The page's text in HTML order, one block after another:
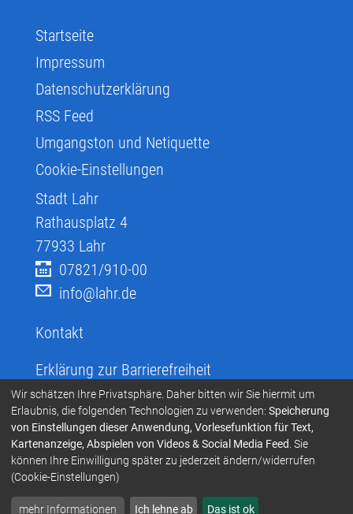
Startseite
Impressum
Datenschutzerklärung
RSS Feed
Umgangston und Netiquette
Cookie-Einstellungen
Stadt Lahr
Rathausplatz 4
77933 Lahr
07821/910-00
info@lahr.de
Kontakt
Erklärung zur Barrierefreiheit
Infos zur Barrierefreiheit
Infos in leichter Sprache
Infos zur Gebärdensprache
Übersetzen und Vorlesen
Wir schätzen Ihre Privatsphäre. Daher bitten wir Sie hiermit um
Erlaubnis, die folgenden Technologien zu verwenden: Speicherung
von Einstellungen dieser Anwendung, Vorlesefunktion für Text,
Kartenanzeige, Abspielen von Videos & Social Media Feed. Sie
können Ihre Einwilligung später zu jederzeit ändern/widerrufen
(Cookie-Einstellungen)
mehr Informationen Ich lehne ab Das ist ok